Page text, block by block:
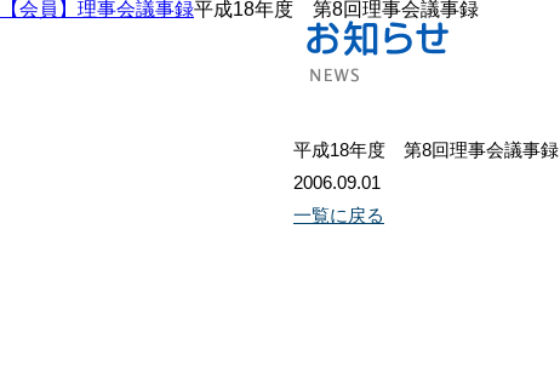
【会員】理事会議事録平成18年度 第8回理事会議事録
平成18年度 第8回理事会議事録
2006.09.01
一覧に戻る
熊本歯科衛生士専門学院
会員専用ページ
プライバシーポリシー
サイトマップ